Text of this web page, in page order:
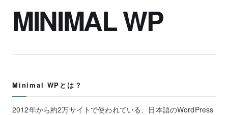
MINIMAL WP
Minimal WPとは？
2012年から約2万サイトで使われている、日本語のWordPress